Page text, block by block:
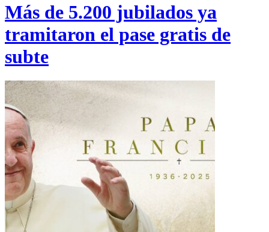
Más de 5.200 jubilados ya
tramitaron el pase gratis de
subte